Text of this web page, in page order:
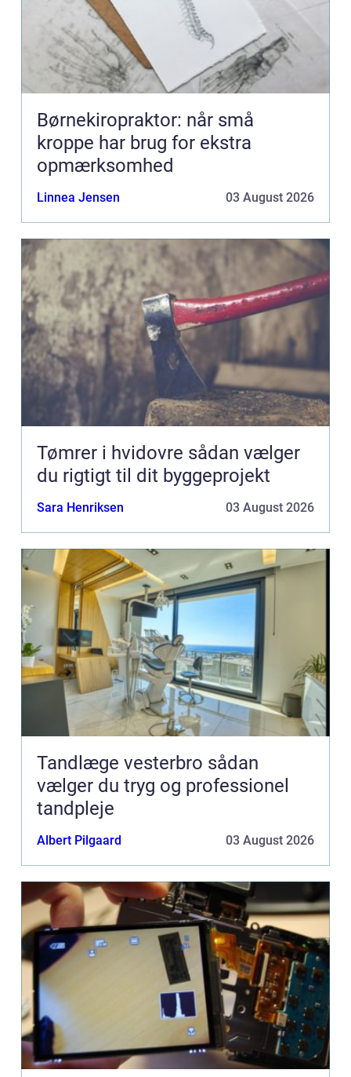
Børnekiropraktor: når små
kroppe har brug for ekstra
opmærksomhed
Linnea Jensen 03 August 2026
Tømrer i hvidovre sådan vælger
du rigtigt til dit byggeprojekt
Sara Henriksen 03 August 2026
Tandlæge vesterbro sådan
vælger du tryg og professionel
tandpleje
Albert Pilgaard 03 August 2026